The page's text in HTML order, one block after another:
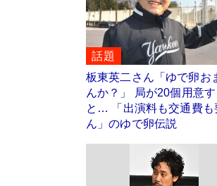
話題
板東英二さん「ゆで卵お
んか？」 局が20個用意す
と… 「出演料も交通費も
ん」のゆで卵伝説